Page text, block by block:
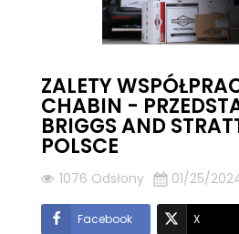
ZALETY
CHABIN -
BRIGGS AND
POLSCE
1076 Odsłony 01/25/
Facebook X